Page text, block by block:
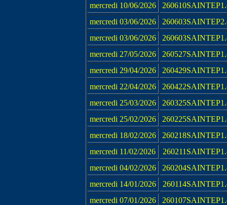
mercredi 10/06/2026
mercredi 03/06/2026
mercredi 03/06/2026
mercredi 27/05/2026
mercredi 29/04/2026
mercredi 22/04/2026
mercredi 25/03/2026
mercredi 25/02/2026
mercredi 18/02/2026
mercredi 11/02/2026
mercredi 04/02/2026
mercredi 14/01/2026
mercredi 07/01/2026